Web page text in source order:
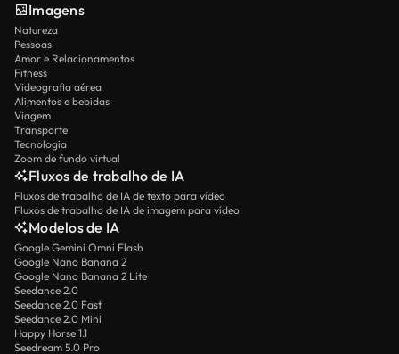
Imagens
Natureza
Pessoas
Amor e Relacionamentos
Fitness
Videografia aérea
Alimentos e bebidas
Viagem
Transporte
Tecnologia
Zoom de fundo virtual
Fluxos de trabalho de IA
Fluxos de trabalho de IA de texto para vídeo
Fluxos de trabalho de IA de imagem para vídeo
Modelos de IA
Google Gemini Omni Flash
Google Nano Banana 2
Google Nano Banana 2 Lite
Seedance 2.0
Seedance 2.0 Fast
Seedance 2.0 Mini
Happy Horse 1.1
Seedream 5.0 Pro